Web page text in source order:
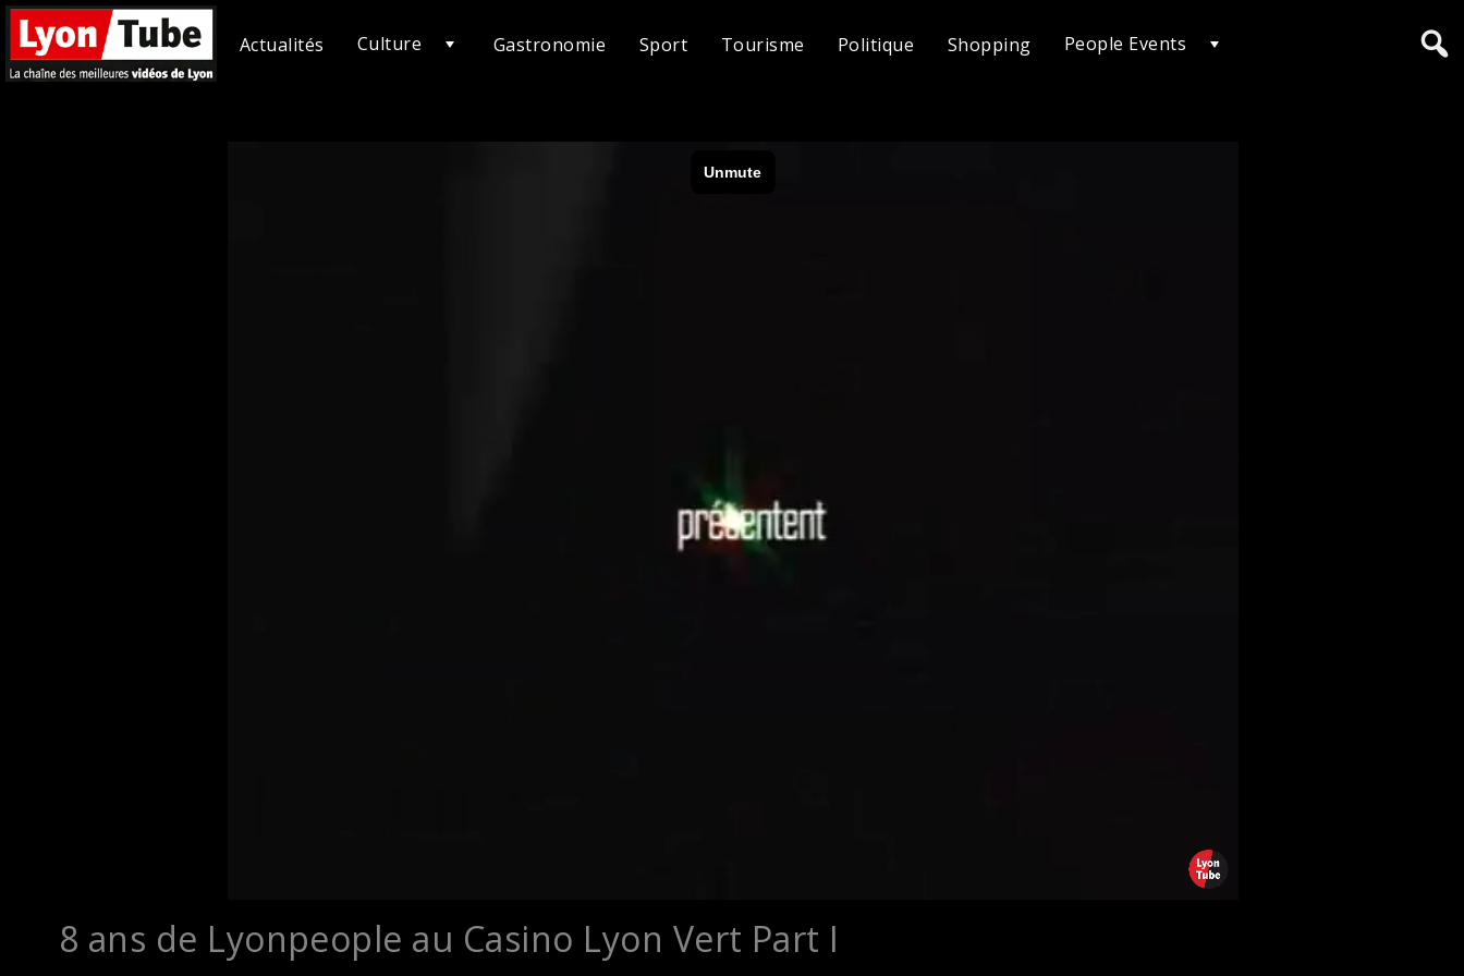
Actualités Culture Gastronomie Sport Tourisme Politique Shopping People Events
8 ans de Lyonpeople au Casino Lyon Vert Part I